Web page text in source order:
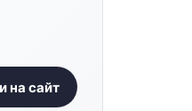
на сайт